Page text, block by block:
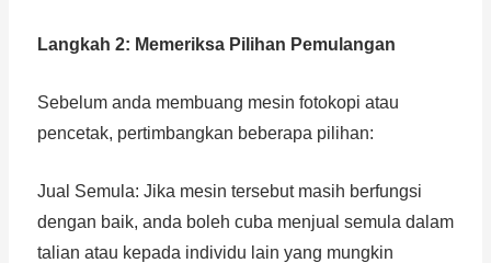
Langkah 2: Memeriksa Pilihan Pemulangan
Sebelum anda membuang mesin fotokopi atau
pencetak, pertimbangkan beberapa pilihan:
Jual Semula: Jika mesin tersebut masih berfungsi
dengan baik, anda boleh cuba menjual semula dalam
talian atau kepada individu lain yang mungkin